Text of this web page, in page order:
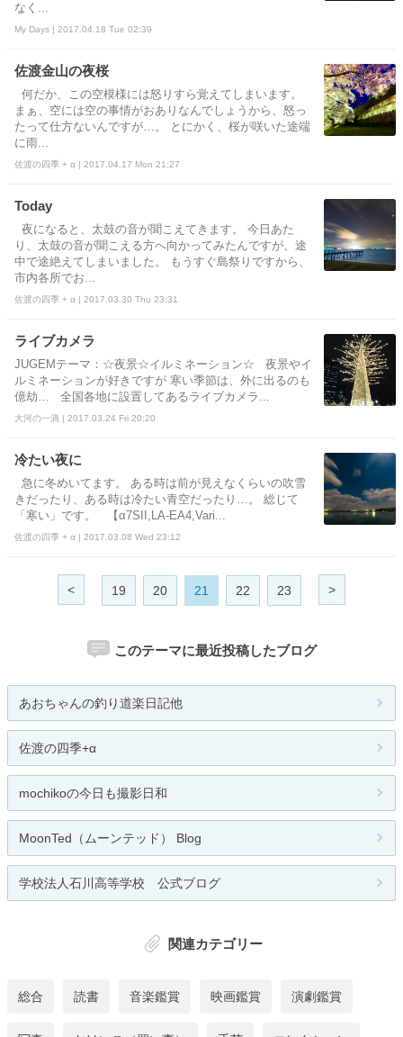
なく...
My Days | 2017.04.18 Tue 02:39
佐渡金山の夜桜
何だか、この空模様には怒りすら覚えてしまいます。
まぁ、空には空の事情がおありなんでしょうから、怒っ
たって仕方ないんですが…。 とにかく、桜が咲いた途端
に雨...
佐渡の四季 + α | 2017.04.17 Mon 21:27
Today
夜になると、太鼓の音が聞こえてきます。 今日あた
り、太鼓の音が聞こえる方へ向かってみたんですが、途
中で途絶えてしまいました。 もうすぐ島祭りですから、
市内各所でお...
佐渡の四季 + α | 2017.03.30 Thu 23:31
ライブカメラ
JUGEMテーマ：☆夜景☆イルミネーション☆ 夜景やイ
ルミネーションが好きですが 寒い季節は、外に出るのも
億劫… 全国各地に設置してあるライブカメラ...
大河の一滴 | 2017.03.24 Fri 20:20
冷たい夜に
急に冬めいてます。 ある時は前が見えなくらいの吹雪
きだったり、ある時は冷たい青空だったり…。 総じて
「寒い」です。 【α7SII,LA-EA4,Vari...
佐渡の四季 + α | 2017.03.08 Wed 23:12
< 19 20 21 22 23 >
このテーマに最近投稿したブログ
あおちゃんの釣り道楽日記他
佐渡の四季+α
mochikoの今日も撮影日和
MoonTed（ムーンテッド） Blog
学校法人石川高等学校 公式ブログ
関連カテゴリー
総合 読書 音楽鑑賞 映画鑑賞 演劇鑑賞